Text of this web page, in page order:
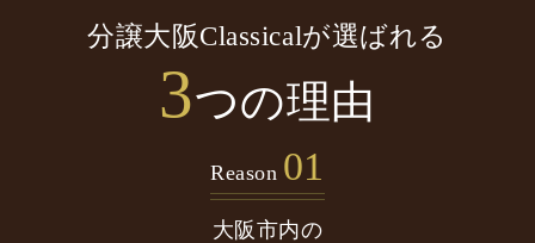
分譲大阪Classicalが選ばれる
3つの理由
Reason 01
大阪市内の